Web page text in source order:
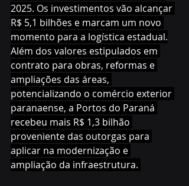
2025. Os investimentos vão alcançar
R$ 5,1 bilhões e marcam um novo
momento para a logística estadual.
Além dos valores estipulados em
contrato para obras, reformas e
ampliações das áreas,
potencializando o comércio exterior
paranaense, a Portos do Paraná
recebeu mais R$ 1,3 bilhão
proveniente das outorgas para
aplicar na modernização e
ampliação da infraestrutura.